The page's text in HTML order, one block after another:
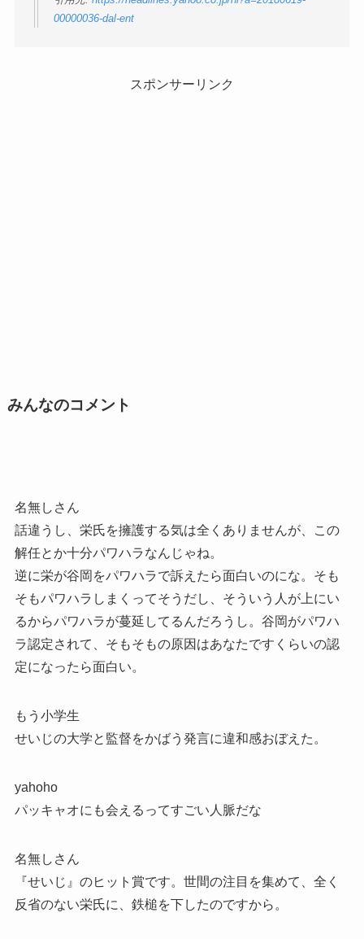
00000036-dal-ent
スポンサーリンク
みんなのコメント
名無しさん
話違うし、栄氏を擁護する気は全くありませんが、この
解任とか十分パワハラなんじゃね。
逆に栄が谷岡をパワハラで訴えたら面白いのにな。そも
そもパワハラしまくってそうだし、そういう人が上にい
るからパワハラが蔓延してるんだろうし。谷岡がパワハ
ラ認定されて、そもそもの原因はあなたですくらいの認
定になったら面白い。
もう小学生
せいじの大学と監督をかばう発言に違和感おぼえた。
yahoho
パッキャオにも会えるってすごい人脈だな
名無しさん
『せいじ』のヒット賞です。世間の注目を集めて、全く
反省のない栄氏に、鉄槌を下したのですから。